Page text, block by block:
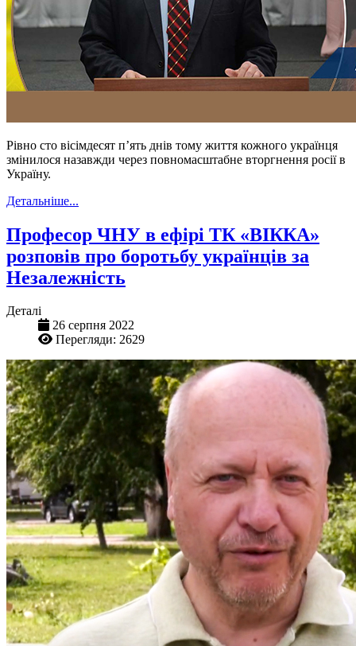
Рівно сто вісімдесят п’ять днів тому життя кожного українця
змінилося назавжди через повномасштабне вторгнення росії в
Україну.
Детальніше...
Професор ЧНУ в ефірі ТК «ВІККА»
розповів про боротьбу українців за
Незалежність
Деталі
26 серпня 2022
Перегляди: 2629